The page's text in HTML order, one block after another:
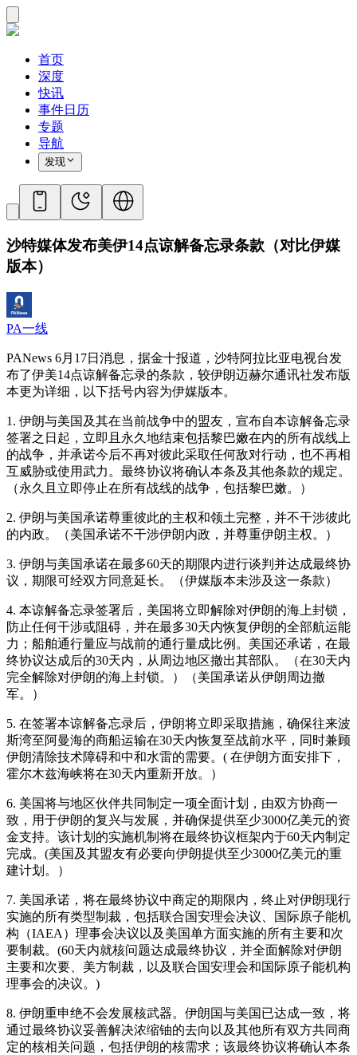
首页
深度
快讯
事件日历
专题
导航
发现
沙特媒体发布美伊14点谅解备忘录条款（对比伊媒
版本）
PA一线
PANews 6月17日消息，据金十报道，沙特阿拉比亚电视台发
布了伊美14点谅解备忘录的条款，较伊朗迈赫尔通讯社发布版
本更为详细，以下括号内容为伊媒版本。
1. 伊朗与美国及其在当前战争中的盟友，宣布自本谅解备忘录
签署之日起，立即且永久地结束包括黎巴嫩在内的所有战线上
的战争，并承诺今后不再对彼此采取任何敌对行动，也不再相
互威胁或使用武力。最终协议将确认本条及其他条款的规定。
（永久且立即停止在所有战线的战争，包括黎巴嫩。）
2. 伊朗与美国承诺尊重彼此的主权和领土完整，并不干涉彼此
的内政。（美国承诺不干涉伊朗内政，并尊重伊朗主权。）
3. 伊朗与美国承诺在最多60天的期限内进行谈判并达成最终协
议，期限可经双方同意延长。（伊媒版本未涉及这一条款）
4. 本谅解备忘录签署后，美国将立即解除对伊朗的海上封锁，
防止任何干涉或阻碍，并在最多30天内恢复伊朗的全部航运能
力；船舶通行量应与战前的通行量成比例。美国还承诺，在最
终协议达成后的30天内，从周边地区撤出其部队。（在30天内
完全解除对伊朗的海上封锁。）（美国承诺从伊朗周边撤
军。）
5. 在签署本谅解备忘录后，伊朗将立即采取措施，确保往来波
斯湾至阿曼海的商船运输在30天内恢复至战前水平，同时兼顾
伊朗清除技术障碍和中和水雷的需要。( 在伊朗方面安排下，
霍尔木兹海峡将在30天内重新开放。）
6. 美国将与地区伙伴共同制定一项全面计划，由双方协商一
致，用于伊朗的复兴与发展，并确保提供至少3000亿美元的资
金支持。该计划的实施机制将在最终协议框架内于60天内制定
完成。(美国及其盟友有必要向伊朗提供至少3000亿美元的重
建计划。）
7. 美国承诺，将在最终协议中商定的期限内，终止对伊朗现行
实施的所有类型制裁，包括联合国安理会决议、国际原子能机
构（IAEA）理事会决议以及美国单方面实施的所有主要和次
要制裁。(60天内就核问题达成最终协议，并全面解除对伊朗
主要和次要、美方制裁，以及联合国安理会和国际原子能机构
理事会的决议。)
8. 伊朗重申绝不会发展核武器。伊朗国与美国已达成一致，将
通过最终协议妥善解决浓缩铀的去向以及其他所有双方共同商
定的核相关问题，包括伊朗的核需求；该最终协议将确认本条